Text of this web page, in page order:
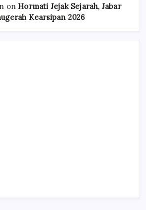
on Hormati Jejak Sejarah, Jabar
Kearsipan 2026